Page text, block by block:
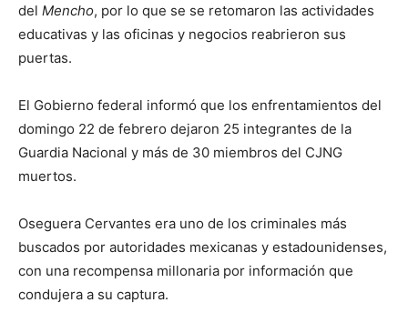
del Mencho, por lo que se se retomaron las actividades
educativas y las oficinas y negocios reabrieron sus
puertas.
El Gobierno federal informó que los enfrentamientos del
domingo 22 de febrero dejaron 25 integrantes de la
Guardia Nacional y más de 30 miembros del CJNG
muertos.
Oseguera Cervantes era uno de los criminales más
buscados por autoridades mexicanas y estadounidenses,
con una recompensa millonaria por información que
condujera a su captura.